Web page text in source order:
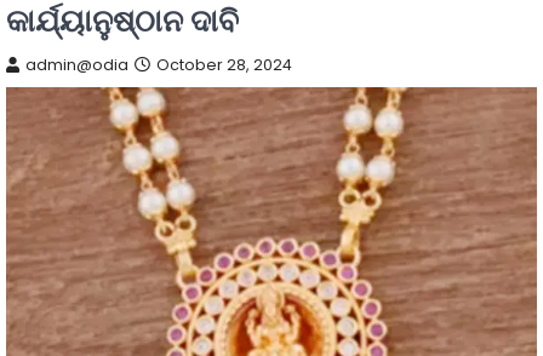
କାର୍ଯ୍ୟାନୁଷ୍ଠାନ ଦାବି
admin@odia October 28, 2024